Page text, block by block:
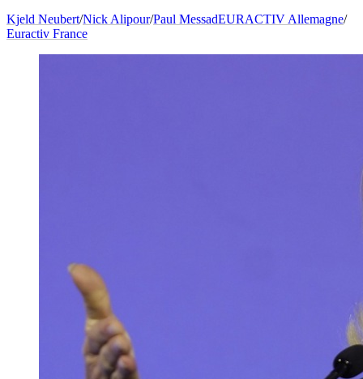
Kjeld Neubert/Nick Alipour/Paul MessadEURACTIV Allemagne/
Euractiv France